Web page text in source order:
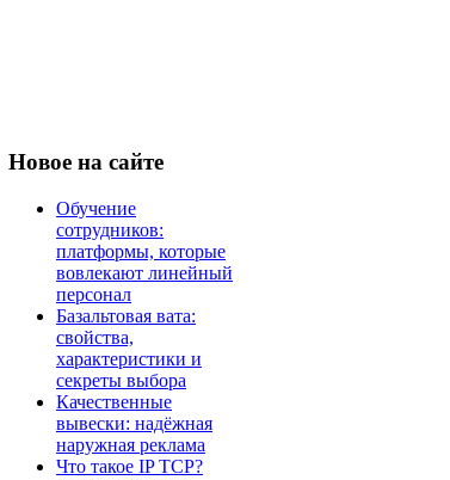
Новое на сайте
Обучение
сотрудников:
платформы, которые
вовлекают линейный
персонал
Базальтовая вата:
свойства,
характеристики и
секреты выбора
Качественные
вывески: надёжная
наружная реклама
Что такое IP TCP?